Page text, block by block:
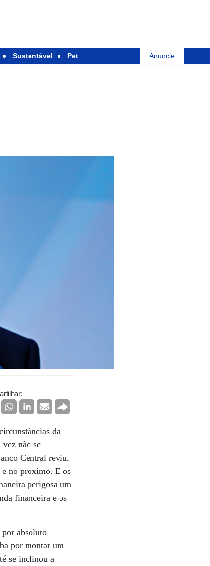
Sustentável Pet Anuncie
da
vez não se
Central reviu,
e no próximo. E os
perigosa um
financeira e os
por absoluto
por montar um
se inclinou a